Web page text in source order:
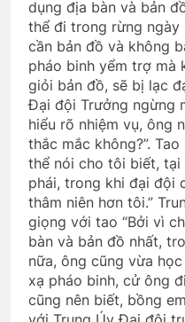
Văn thư
2026
1 Year Ago
QUÊ
2 Years Ago
Thiệp
2 Years Ago
dụng địa bàn và bản
thể đi trong rừng ngày
cần bản đồ và không
pháo binh yểm trợ mà
giỏi bản đồ, sẽ bị lạc
Đại đội Trưởng ngừng
hiểu rõ nhiệm vụ, ông
thắc mắc không?”.
thể nói cho tôi biết,
phái, trong khi đại đội
thâm niên hơn tôi.”
giọng với tao “Bởi vì
bàn và bản đồ nhất,
nữa, ông cũng vừa
xạ pháo binh, cử ông
cũng nên biết, bồng